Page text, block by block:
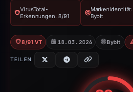
VirusTotal-
Erkennungen: 8/91
Markenidentität:
Bybit
8/91 VT 18.03.2026 Bybit
TEILEN